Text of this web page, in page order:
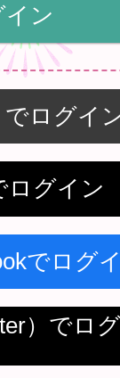
でログイ
ログイン
でログ
）でロ